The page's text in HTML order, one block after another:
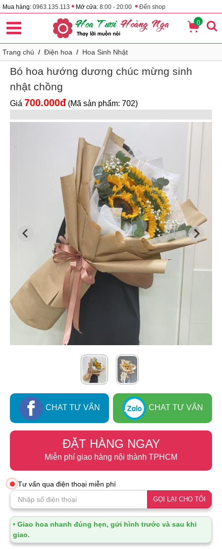
Mua hàng: 0963.135.113 • Mở cửa: 8:00 - 20:00 • Đến shop
0
Trang chủ / Điện hoa / Hoa Sinh Nhật
Bó hoa hướng dương chúc mừng sinh
nhật chồng
Giá 700.000đ (Mã sản phẩm: 702)
CHAT TƯ VẤN CHAT TƯ VẤN
ĐẶT HÀNG NGAY
Miễn phí giao hàng nội thành TPHCM
Tư vấn qua điện thoại miễn phí
GỌI LẠI CHO TÔI
• Giao hoa nhanh đúng hẹn, gửi hình trước và sau khi
giao.